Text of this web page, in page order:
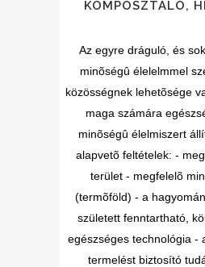
KOMPOSZTÁLÓ,
Az egyre dráguló, és
minõségû élelelmmel
közösségnek lehetõsége
maga számára
minõségû élelmiszert
alapvetõ feltételek: -
terület - megfelelõ
(termõföld) - a
született fenntartható,
egészséges technológia -
termelést biztosító